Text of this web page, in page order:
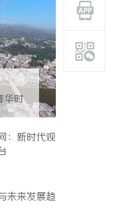
华时
：新时代观
未来发展趋